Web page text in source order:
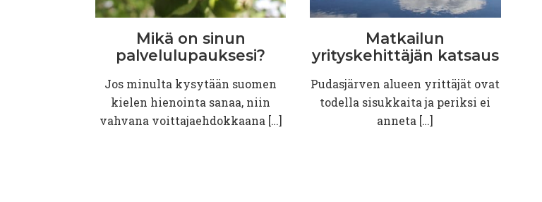
Mikä on sinun
palvelulupauksesi?
Jos minulta kysytään suomen
kielen hienointa sanaa, niin
vahvana voittajaehdokkaana […]
Matkailun
yrityskehittäjän katsaus
Pudasjärven alueen yrittäjät ovat
todella sisukkaita ja periksi ei
anneta […]